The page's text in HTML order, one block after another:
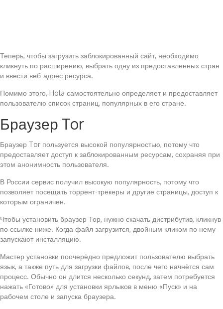
Теперь, чтобы загрузить заблокированный сайт, необходимо
кликнуть по расширению, выбрать одну из предоставленных стран
и ввести веб-адрес ресурса.
Помимо этого, Hola самостоятельно определяет и предоставляет
пользователю список страниц, популярных в его стране.
Браузер Tor
Браузер Tor пользуется высокой популярностью, потому что
предоставляет доступ к заблокированным ресурсам, сохраняя при
этом анонимность пользователя.
В России сервис получил высокую популярность, потому что
позволяет посещать торрент-трекеры и другие страницы, доступ к
которым ограничен.
Чтобы установить браузер Тор, нужно скачать дистрибутив, кликнув
по ссылке ниже. Когда файл загрузится, двойным кликом по нему
запускают инсталляцию.
Мастер установки поочерёдно предложит пользователю выбрать
язык, а также путь для загрузки файлов, после чего начнётся сам
процесс. Обычно он длится несколько секунд, затем потребуется
нажать «Готово» для установки ярлыков в меню «Пуск» и на
рабочем столе и запуска браузера.